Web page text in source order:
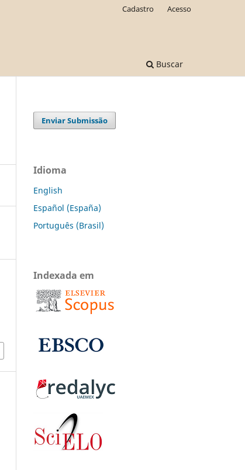
Buscar
Cadastro Acesso
Enviar Submissão
Idioma
English
Español (España)
Português (Brasil)
Indexada em